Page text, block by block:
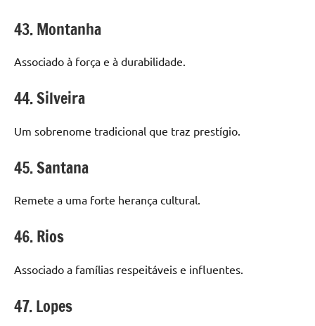
43. Montanha
Associado à força e à durabilidade.
44. Silveira
Um sobrenome tradicional que traz prestígio.
45. Santana
Remete a uma forte herança cultural.
46. Rios
Associado a famílias respeitáveis e influentes.
47. Lopes